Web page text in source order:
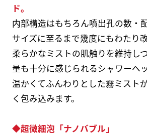
ド。
内部構造はもちろん噴出孔の数・
サイズに至るまで幾度にもわたり
柔らかなミストの肌触りを維持し
量も十分に感じられるシャワーヘ
温かくてふんわりとした霧ミスト
く包み込みます。
◆超微細泡「ナノバブル」